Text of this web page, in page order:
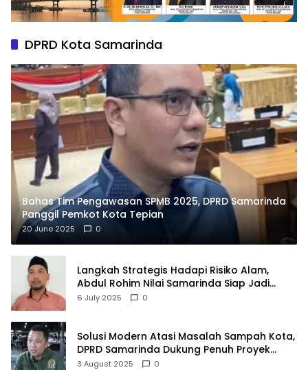
DPRD Kota Samarinda
Bahas Tim Pengawasan SPMB 2025, DPRD Samarinda
Panggil Pemkot Kota Tepian
20 June 2025 0
Langkah Strategis Hadapi Risiko Alam,
Abdul Rohim Nilai Samarinda Siap Jadi
Pusat Logistik Bencana Kalimantan
6 July 2025 0
Solusi Modern Atasi Masalah Sampah Kota,
DPRD Samarinda Dukung Penuh Proyek
PLTSA
3 August 2025 0